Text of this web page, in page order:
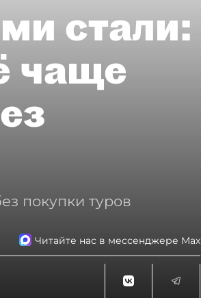
стали:
чаще
покупки туров
Читайте нас в мессенджере Max